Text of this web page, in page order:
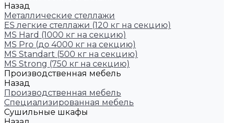
Назад
Металлические стеллажи
ES легкие стеллажи (120 кг на секцию)
MS Hard (1000 кг на секцию)
MS Pro (до 4000 кг на секцию)
MS Standart (500 кг на секцию)
MS Strong (750 кг на секцию)
Производственная мебель
Назад
Производственная мебель
Cпециализированная мебель
Cушильные шкафы